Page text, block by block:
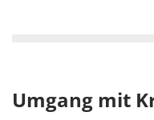
Umgang mit